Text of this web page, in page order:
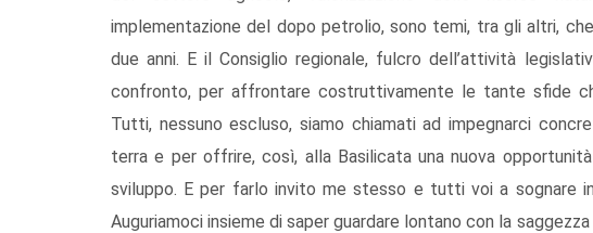
implementazione del dopo petrolio, sono temi, tra gli altri,
due anni. E il Consiglio regionale, fulcro dell’attività
confronto, per affrontare costruttivamente le tante sfide
Tutti, nessuno escluso, siamo chiamati ad impegnarci
terra e per offrire, così, alla Basilicata una nuova
sviluppo. E per farlo invito me stesso e tutti voi a sognare
Auguriamoci insieme di saper guardare lontano con la